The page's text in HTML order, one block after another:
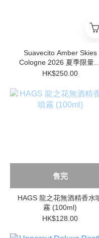
Suavecito Amber Skies
Cologne 2026 夏季限量香
水 100ml 美式復古琥珀木
HK$250.00
售完
HAGS 龍之花無酒精香水
霧 (100ml)
HK$128.00